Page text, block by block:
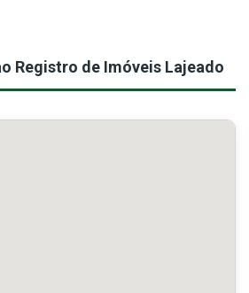
Registro de Imóveis Lajeado